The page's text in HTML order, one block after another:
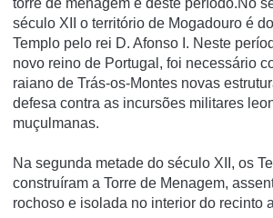
torre de menagem é deste período.No
século XII o território de Mogadouro é
Templo pelo rei D. Afonso I. Neste
novo reino de Portugal, foi necessário
raiano de Trás-os-Montes novas
defesa contra as incursões militares
muçulmanas.
Na segunda metade do século XII, os
construíram a Torre de Menagem,
rochoso e isolada no interior do recinto